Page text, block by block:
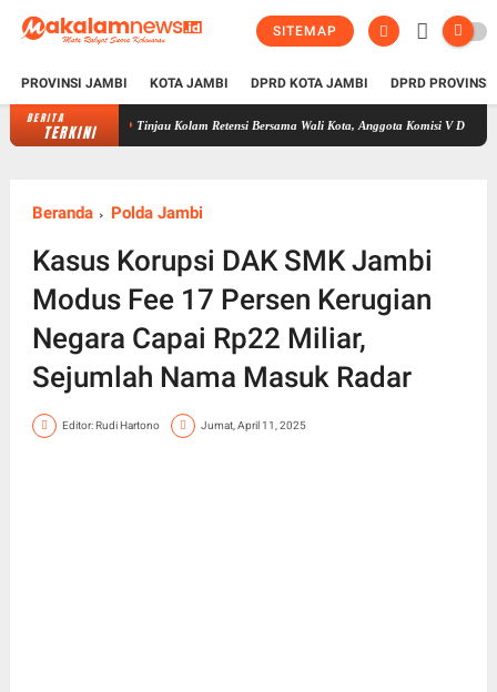
SITEMAP
PROVINSI JAMBI KOTA JAMBI DPRD KOTA JAMBI DPRD
BERITA
TERKINITinjau Kolam Retensi Bersama Wali Kota, Anggota Komisi V DPR RI Edi
Beranda Polda Jambi
Kasus Korupsi DAK SMK Jambi
Modus Fee 17 Persen Kerugian
Negara Capai Rp22 Miliar,
Sejumlah Nama Masuk Radar
Editor: Rudi Hartono Jumat, April 11, 2025